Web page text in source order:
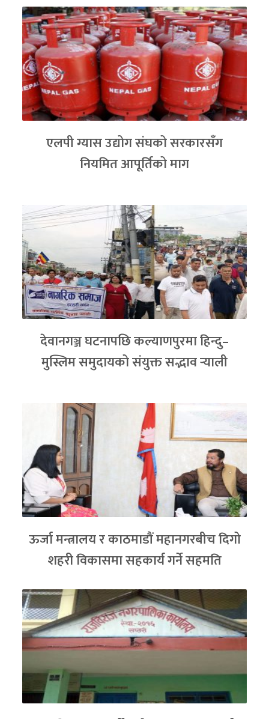
एलपी ग्यास उद्योग संघको सरकारसँग
नियमित आपूर्तिको माग
देवानगञ्ज घटनापछि कल्याणपुरमा हिन्दु–
मुस्लिम समुदायको संयुक्त सद्भाव र्‍याली
ऊर्जा मन्त्रालय र काठमाडौं महानगरबीच दिगो
शहरी विकासमा सहकार्य गर्ने सहमति